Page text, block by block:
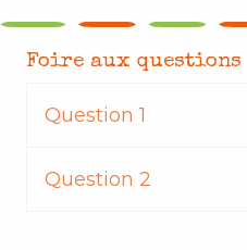
Foire aux questions
Question 1
Question 2